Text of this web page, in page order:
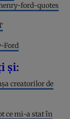
ford-quotes
Ford
și:
creatorilor de
ce mi-a stat în